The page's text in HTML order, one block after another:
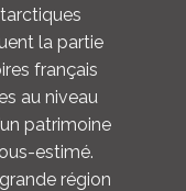
la partie
français
au niveau
patrimoine
estimé.
région